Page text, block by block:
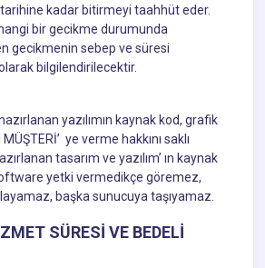
kadar bitirmeyi taahhüt eder.
bir gecikme durumunda
gecikmenin sebep ve süresi
bilgilendirilecektir.
yazılımın kaynak kod, grafik
ye verme hakkını saklı
tasarım ve yazılım’ ın kaynak
yetki vermedikçe göremez,
başka sunucuya taşıyamaz.
SÜRESİ VE BEDELİ